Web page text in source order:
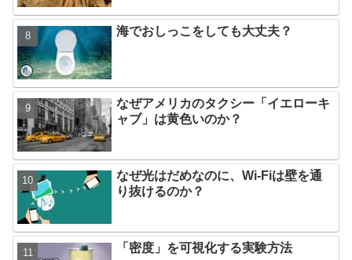
海でおしっこをしても大丈夫？
なぜアメリカのタクシー「イエローキ
ャブ」は黄色いのか？
なぜ光はだめなのに、Wi-Fiは壁を通
り抜けるのか？
「密度」を可視化する実験方法